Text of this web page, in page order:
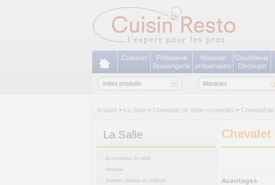
Cuisson
Pâtisserie
Boulangerie
Matériel
préparation
Coutellerie
Découpe
Marques
Index produits
Accueil > La Salle > Chevalets de table numérotés > Chevalet
La Salle
Accessoires de table
Ardoise
Assiette plateau en ardoise
Chevalet
Avantages